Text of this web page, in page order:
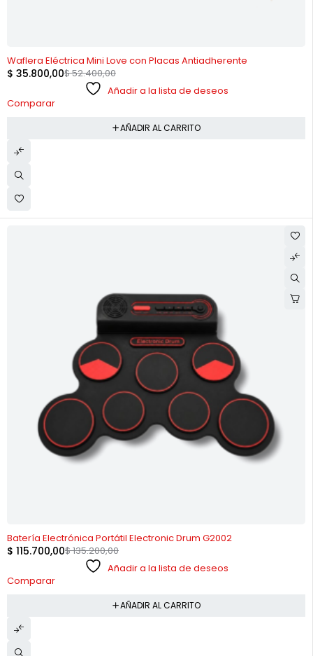
-32%
Waflera Eléctrica Mini Love con Placas Antiadherente
$52.400,00
$ 35.800,00
Añadir a la lista de deseos
Comparar
AÑADIR AL CARRITO
-14%
Batería Electrónica Portátil Electronic Drum G2002
$135.200,00
$ 115.700,00
Añadir a la lista de deseos
Comparar
AÑADIR AL CARRITO